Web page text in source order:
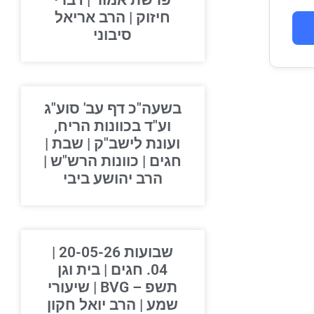
חיזוק | הרב אריאל
סיבוני
בשעה"כ דף עב' סוע"ג
וע"ד בכוונות הריח,
ועונת לישב"ק | שבת |
חגים | כוונות הרש"ש |
הרב יהושע ביבי
שבועות 20-05-26 |
04. חגים | בית וגן
תשפ – BVG | שיעורי
שמע | הרב יואל חקון